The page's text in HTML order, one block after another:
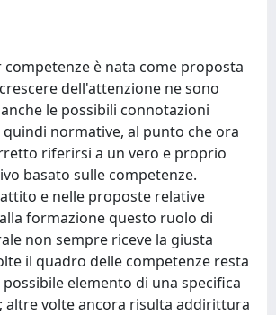
competenze è nata come proposta
dell'attenzione ne sono
le possibili connotazioni
normative, al punto che ora
riferirsi a un vero e proprio
basato sulle competenze.
e nelle proposte relative
formazione questo ruolo di
non sempre riceve la giusta
il quadro delle competenze resta
elemento di una specifica
altre volte ancora risulta addirittura